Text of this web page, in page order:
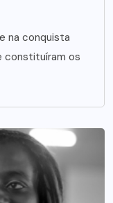
na conquista
constituíram os